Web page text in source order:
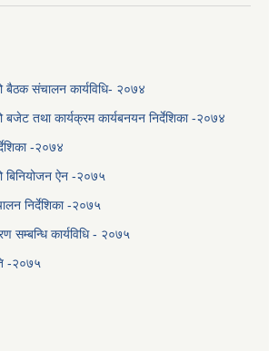
बैठक संचालन कार्यविधि- २०७४
बजेट तथा कार्यक्रम कार्यबनयन निर्देशिका -२०७४
-२०७४
बिनियोजन ऐन -२०७५
निर्देशिका -२०७५
सम्बन्धि कार्यविधि - २०७५
-२०७५